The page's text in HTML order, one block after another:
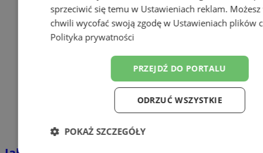
sprzeciwić się temu w Ustawieniach reklam.
chwili wycofać swoją zgodę w Ustawieniach plików
Polityka prywatności
PRZEJDŹ DO PORTALU
ODRZUĆ WSZYSTKIE
POKAŻ SZCZEGÓŁY